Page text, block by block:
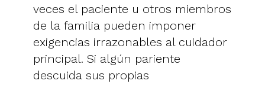
veces el paciente u otros miembros
de la familia pueden imponer
exigencias irrazonables al cuidador
principal. Si algún pariente
descuida sus propias